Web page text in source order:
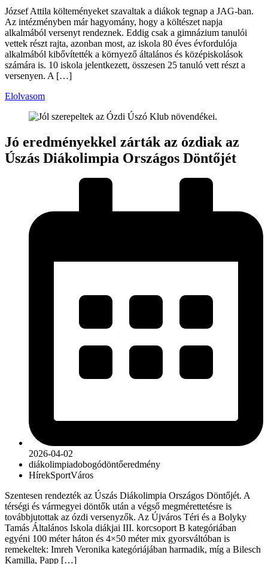
József Attila költeményeket szavaltak a diákok tegnap a JAG-ban.
Az intézményben már hagyomány, hogy a költészet napja
alkalmából versenyt rendeznek. Eddig csak a gimnázium tanulói
vettek részt rajta, azonban most, az iskola 80 éves évfordulója
alkalmából kibővítették a környező általános és középiskolások
számára is. 10 iskola jelentkezett, összesen 25 tanuló vett részt a
versenyen. A […]
Elolvasom
Jó eredményekkel zárták az ózdiak az
Úszás Diákolimpia Országos Döntőjét
2026-04-02
diákolimpiadobogódöntőeredmény
HírekSportVáros
Szentesen rendezték az Úszás Diákolimpia Országos Döntőjét. A
térségi és vármegyei döntők után a végső megmérettetésre is
továbbjutottak az ózdi versenyzők. Az Újváros Téri és a Bolyky
Tamás Általános Iskola diákjai III. korcsoport B kategóriában
egyéni 100 méter háton és 4×50 méter mix gyorsváltóban is
remekeltek: Imreh Veronika kategóriájában harmadik, míg a Bilesch
Kamilla, Papp […]